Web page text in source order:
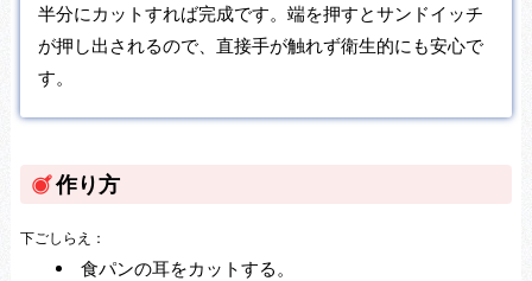
半分にカットすれば完成です。端を押すとサンドイッチ
が押し出されるので、直接手が触れず衛生的にも安心で
す。
作り方
下ごしらえ：
食パンの耳をカットする。